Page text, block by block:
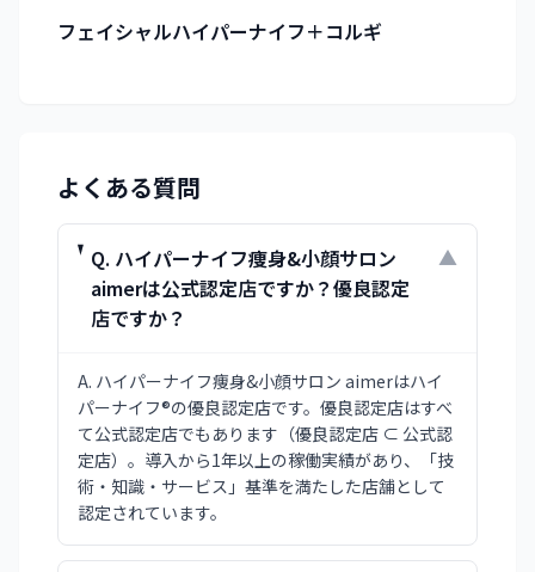
フェイシャルハイパーナイフ＋コルギ
よくある質問
Q. ハイパーナイフ痩身&小顔サロン
aimerは公式認定店ですか？優良認定
店ですか？
▼
A. ハイパーナイフ痩身&小顔サロン aimerはハイ
パーナイフ®の優良認定店です。優良認定店はすべ
て公式認定店でもあります（優良認定店 ⊂ 公式認
定店）。導入から1年以上の稼働実績があり、「技
術・知識・サービス」基準を満たした店舗として
認定されています。